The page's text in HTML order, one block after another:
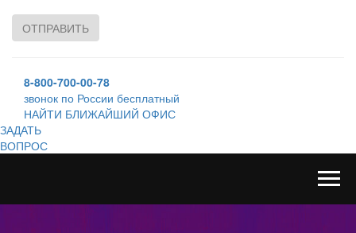
ОТПРАВИТЬ
8-800-700-00-78
звонок по России бесплатный
НАЙТИ БЛИЖАЙШИЙ ОФИС
ЗАДАТЬ
ВОПРОС